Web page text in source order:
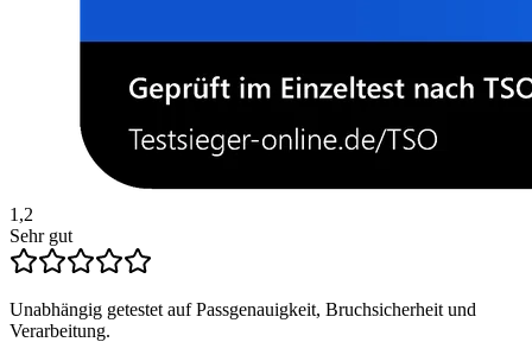
1,2
Sehr gut
Unabhängig getestet auf Passgenauigkeit, Bruchsicherheit und
Verarbeitung.